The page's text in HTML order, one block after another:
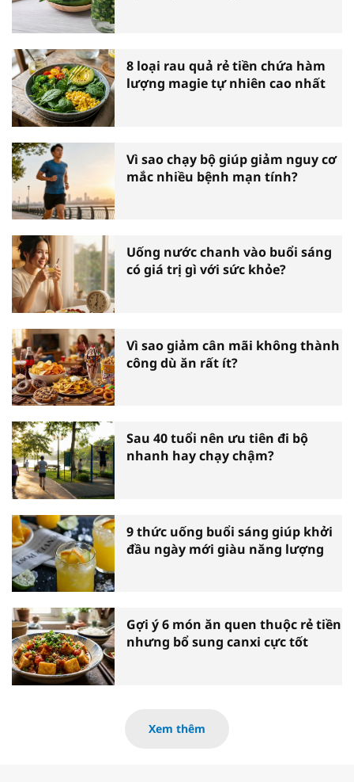
8 loại rau quả rẻ tiền chứa hàm
lượng magie tự nhiên cao nhất
Vì sao chạy bộ giúp giảm nguy cơ
mắc nhiều bệnh mạn tính?
Uống nước chanh vào buổi sáng
có giá trị gì với sức khỏe?
Vì sao giảm cân mãi không thành
công dù ăn rất ít?
Sau 40 tuổi nên ưu tiên đi bộ
nhanh hay chạy chậm?
9 thức uống buổi sáng giúp khởi
đầu ngày mới giàu năng lượng
Gợi ý 6 món ăn quen thuộc rẻ tiền
nhưng bổ sung canxi cực tốt
Xem thêm